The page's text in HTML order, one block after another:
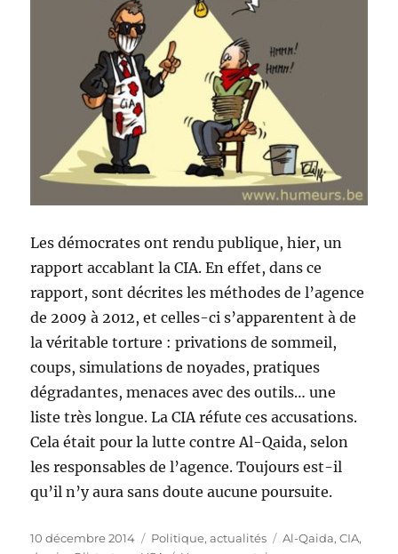
Les démocrates ont rendu publique, hier, un
rapport accablant la CIA. En effet, dans ce
rapport, sont décrites les méthodes de l’agence
de 2009 à 2012, et celles-ci s’apparentent à de
la véritable torture : privations de sommeil,
coups, simulations de noyades, pratiques
dégradantes, menaces avec des outils… une
liste très longue. La CIA réfute ces accusations.
Cela était pour la lutte contre Al-Qaida, selon
les responsables de l’agence. Toujours est-il
qu’il n’y aura sans doute aucune poursuite.
Publié
10 décembre 2014 Catégories
Politique, actualités Étiquettes
Al-Qaida,CIA,